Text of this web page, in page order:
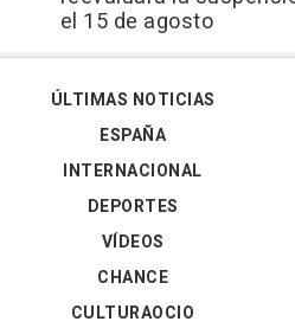
el 15 de agosto
ÚLTIMAS NOTICIAS
ESPAÑA
INTERNACIONAL
DEPORTES
VÍDEOS
CHANCE
CULTURAOCIO